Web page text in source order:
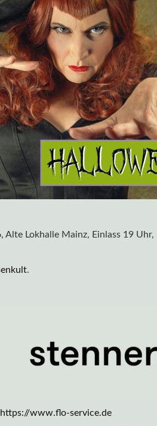
Lokhalle Mainz, Einlass 19 Uhr,
.
https://www.flo-service.de